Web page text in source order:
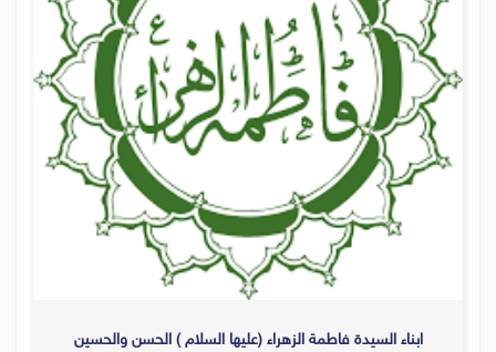
ابناء السيدة فاطمة الزهراء (عليها السلام ) الحسن والحسين